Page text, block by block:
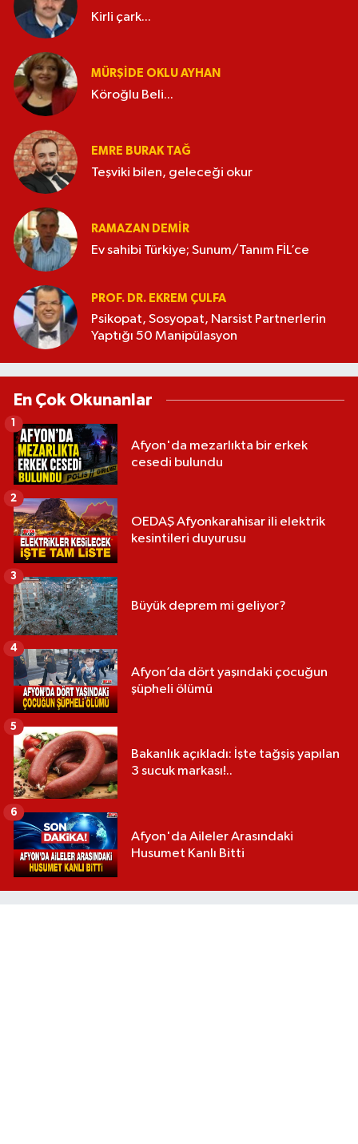
Kirli çark...
MÜRŞIDE OKLU AYHAN
Köroğlu Beli...
EMRE BURAK TAĞ
Teşviki bilen, geleceği okur
RAMAZAN DEMİR
Ev sahibi Türkiye; Sunum/Tanım FİL’ce
PROF. DR. EKREM ÇULFA
Psikopat, Sosyopat, Narsist Partnerlerin
Yaptığı 50 Manipülasyon
En Çok Okunanlar
Afyon'da mezarlıkta bir erkek
cesedi bulundu
1
OEDAŞ Afyonkarahisar ili elektrik
kesintileri duyurusu
2
Büyük deprem mi geliyor?
3
Afyon’da dört yaşındaki çocuğun
şüpheli ölümü
4
Bakanlık açıkladı: İşte tağşiş yapılan
3 sucuk markası!..
5
Afyon'da Aileler Arasındaki
Husumet Kanlı Bitti
6